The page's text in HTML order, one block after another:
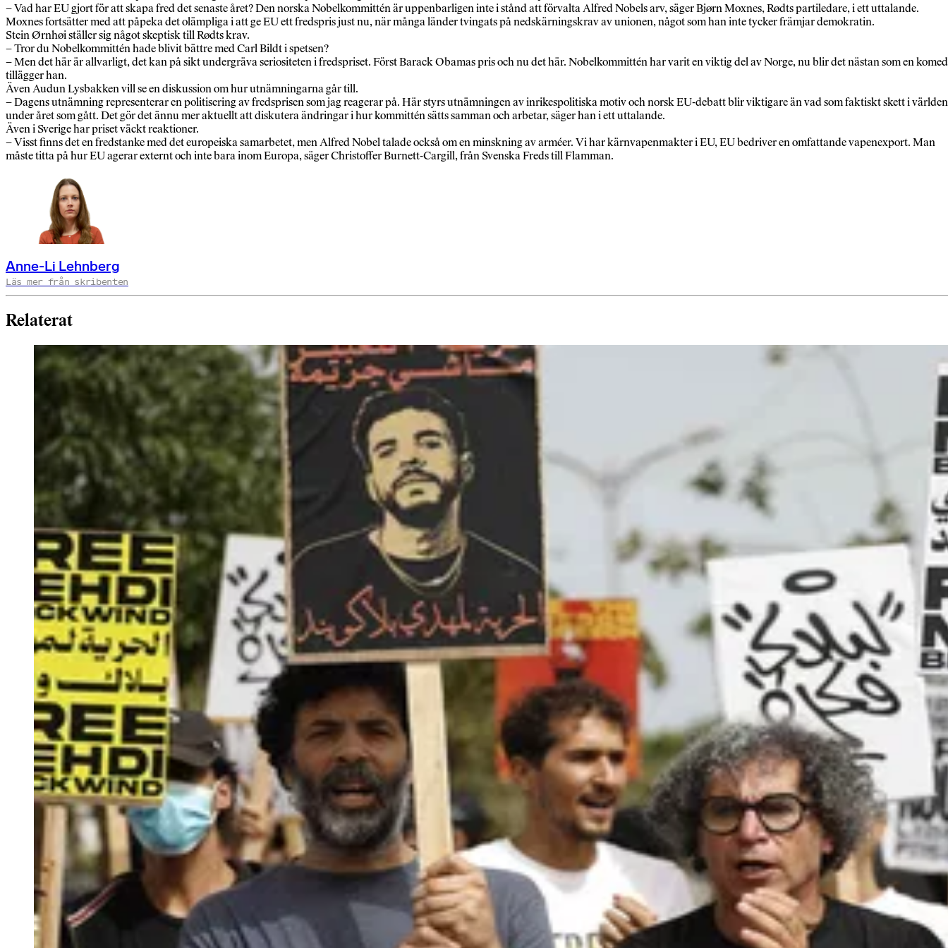
– Vad har EU gjort för att skapa fred det senaste året? Den norska Nobelkommittén är uppenbarligen inte i stånd att förvalta Alfred Nobels arv, säger Bjørn Moxnes, Rødts partiledare, i ett uttalande.
Moxnes fortsätter med att påpeka det olämpliga i att ge EU ett fredspris just nu, när många länder tvingats på nedskärningskrav av unionen, något som han inte tycker främjar demokratin.
Stein Ørnhøi ställer sig något skeptisk till Rødts krav.
– Tror du Nobelkommittén hade blivit bättre med Carl Bildt i spetsen?
– Men det här är allvarligt, det kan på sikt undergräva seriositeten i fredspriset. Först Barack Obamas pris och nu det här. Nobelkommittén har varit en viktig del av Norge, nu blir det nästan som en
tillägger han.
Även Audun Lysbakken vill se en diskussion om hur utnämningarna går till.
– Dagens utnämning representerar en politisering av fredsprisen som jag reagerar på. Här styrs utnämningen av inrikespolitiska motiv och norsk EU-debatt blir viktigare än vad som faktiskt skett i världen
under året som gått. Det gör det ännu mer aktuellt att diskutera ändringar i hur kommittén sätts samman och arbetar, säger han i ett uttalande.
Även i Sverige har priset väckt reaktioner.
– Visst finns det en fredstanke med det europeiska samarbetet, men Alfred Nobel talade också om en minskning av arméer. Vi har kärnvapenmakter i EU, EU bedriver en omfattande vapenexport. Man
måste titta på hur EU agerar externt och inte bara inom Europa, säger Christoffer Burnett-Cargill, från Svenska Freds till Flamman.
Anne-Li Lehnberg
Läs mer från skribenten
Relaterat